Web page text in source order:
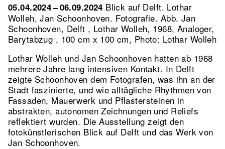
05.04.2024 – 06.09.2024 Blick auf Delft. Lothar
Wolleh, Jan Schoonhoven. Fotografie. Abb. Jan
Schoonhoven, Delft , Lothar Wolleh, 1968, Analoger,
Barytabzug , 100 cm x 100 cm, Photo: Lothar Wolleh
Lothar Wolleh und Jan Schoonhoven hatten ab 1968
mehrere Jahre lang intensiven Kontakt. In Delft
zeigte Schoonhoven dem Fotografen, was ihn an der
Stadt faszinierte, und wie alltägliche Rhythmen von
Fassaden, Mauerwerk und Pflastersteinen in
abstrakten, autonomen Zeichnungen und Reliefs
reflektiert wurden. Die Ausstellung zeigt den
fotokünstlerischen Blick auf Delft und das Werk von
Jan Schoonhoven.